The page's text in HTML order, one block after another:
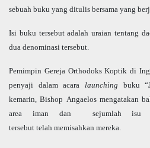
sebuah buku yang ditulis bersama yang
Isi buku tersebut adalah uraian tentang
dua denominasi tersebut.
Pemimpin Gereja Orthodoks Koptik di
penyaji dalam acara launching buku
kemarin, Bishop Angaelos mengatakan
area iman dan sejumlah isu
tersebut telah memisahkan mereka.